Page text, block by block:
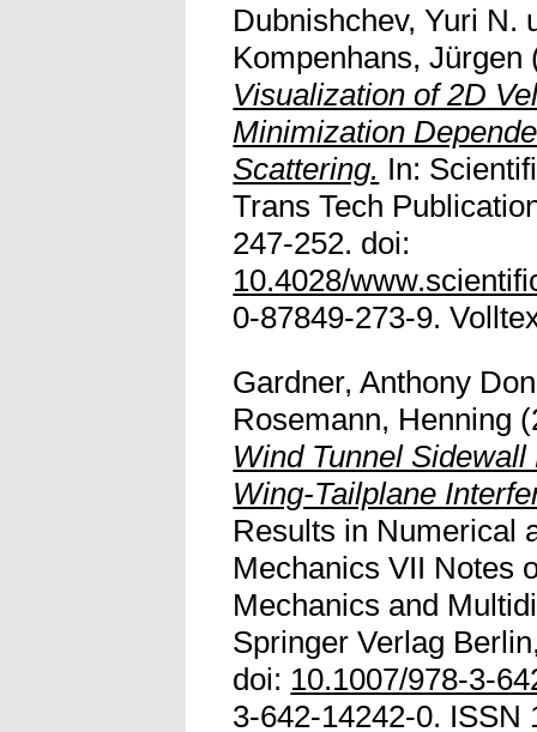
Dubnishchev, Yuri N.
Kompenhans, Jürgen
Visualization of 2D
Minimization
Scattering. In:
Trans Tech
247-252. doi:
10.4028/
0-87849-273-9.
Gardner, Anthony
Rosemann, Henning
Wind Tunnel
Wing-Tailplane
Results in Numerical
Mechanics VII Notes
Mechanics and
Springer Verlag
doi: 10.1007/978-3-
3-642-14242-0. ISSN